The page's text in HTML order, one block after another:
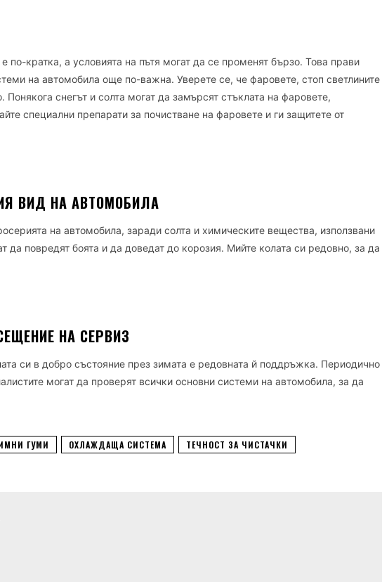
по-кратка, а условията на пътя могат да се променят бързо. Това прави
на автомобила още по-важна. Уверете се, че фаровете, стоп светлините
снегът и солта могат да замърсят стъклата на фаровете,
специални препарати за почистване на фаровете и ги защитете от
ВИД НА АВТОМОБИЛА
на автомобила, заради солта и химическите вещества, използвани
да повредят боята и да доведат до корозия. Мийте колата си редовно, за да
НА СЕРВИЗ
си в добро състояние през зимата е редовната й поддръжка. Периодично
могат да проверят всички основни системи на автомобила, за да
ГУМИ ОХЛАЖДАЩА СИСТЕМА ТЕЧНОСТ ЗА ЧИСТАЧКИ